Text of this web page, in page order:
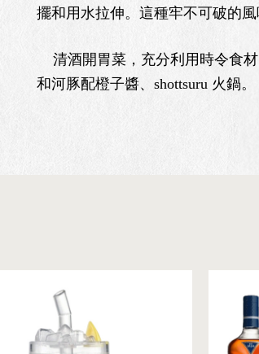
擺和用水拉伸。這種牢不可破的
清酒開胃菜，充分利用時令食
和河豚配橙子醬、shottsuru 火鍋。